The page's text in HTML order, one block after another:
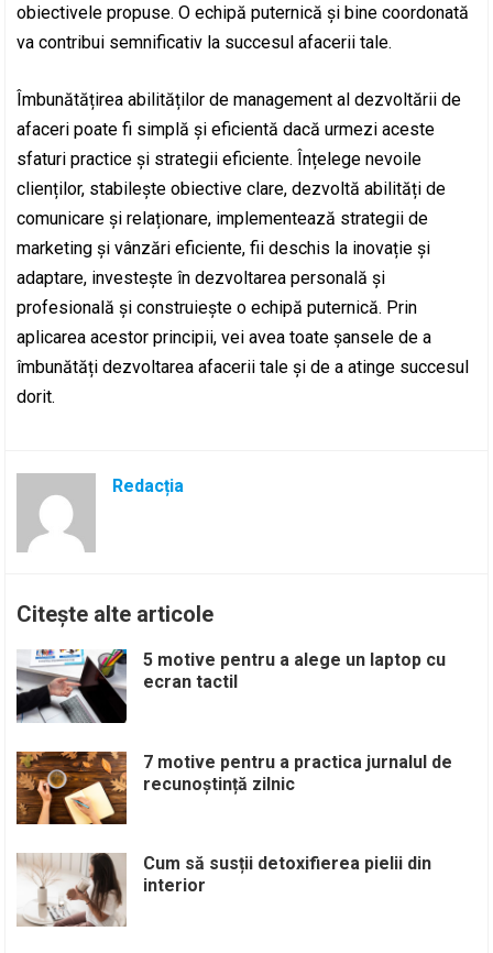
obiectivele propuse. O echipă puternică și bine coordonată
va contribui semnificativ la succesul afacerii tale.
Îmbunătățirea abilităților de management al dezvoltării de
afaceri poate fi simplă și eficientă dacă urmezi aceste
sfaturi practice și strategii eficiente. Înțelege nevoile
clienților, stabilește obiective clare, dezvoltă abilități de
comunicare și relaționare, implementează strategii de
marketing și vânzări eficiente, fii deschis la inovație și
adaptare, investește în dezvoltarea personală și
profesională și construiește o echipă puternică. Prin
aplicarea acestor principii, vei avea toate șansele de a
îmbunătăți dezvoltarea afacerii tale și de a atinge succesul
dorit.
Redacția
Citește alte articole
5 motive pentru a alege un laptop cu
ecran tactil
7 motive pentru a practica jurnalul de
recunoștință zilnic
Cum să susții detoxifierea pielii din
interior